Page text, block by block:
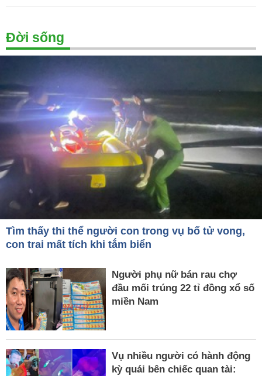
Đời sống
Tìm thấy thi thể người con trong vụ bố tử vong,
con trai mất tích khi tắm biển
Người phụ nữ bán rau chợ
đầu mối trúng 22 tỉ đồng xổ số
miền Nam
Vụ nhiều người có hành động
kỳ quái bên chiếc quan tài: